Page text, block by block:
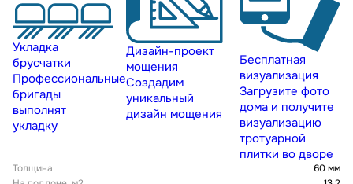
Укладка
брусчатки
Профессиональные
бригады
выполнят
укладку
Дизайн-проект
мощения
Создадим
уникальный
дизайн мощения
Бесплатная
визуализация
Загрузите фото
дома и получите
визуализацию
тротуарной
плитки во дворе
Толщина
60 мм